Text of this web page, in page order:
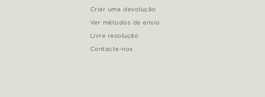
Criar uma devolução
Ver métodos de envio
Livre resolução
Contacte-nos